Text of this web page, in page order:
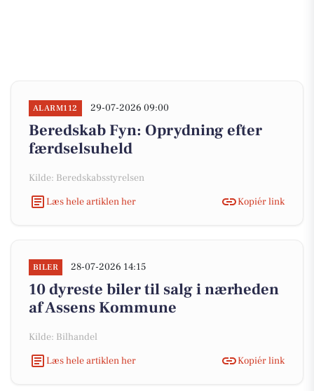
ALARM112 29-07-2026 09:00
Beredskab Fyn: Oprydning efter
færdselsuheld
Kilde: Beredskabsstyrelsen
Læs hele artiklen her
Kopiér link
BILER 28-07-2026 14:15
10 dyreste biler til salg i nærheden
af Assens Kommune
Kilde: Bilhandel
Læs hele artiklen her
Kopiér link